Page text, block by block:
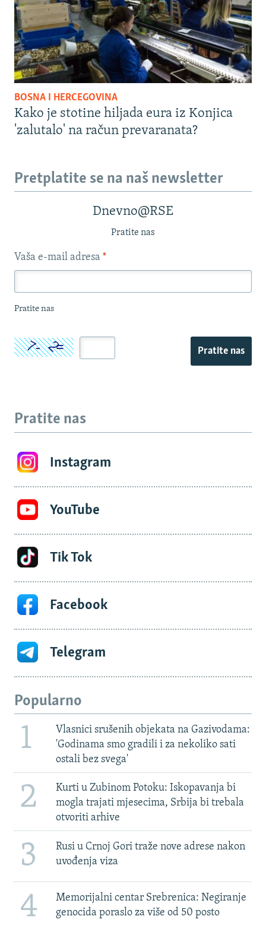
BOSNA I HERCEGOVINA
Kako je stotine hiljada eura iz Konjica
'zalutalo' na račun prevaranata?
Pretplatite se na naš newsletter
Dnevno@RSE
Pratite nas
Vaša e-mail adresa *
Pratite nas
Pratite nas
Pratite nas
Instagram
YouTube
Tik Tok
Facebook
Telegram
Popularno
1
Vlasnici srušenih objekata na Gazivodama:
'Godinama smo gradili i za nekoliko sati
ostali bez svega'
2
Kurti u Zubinom Potoku: Iskopavanja bi
mogla trajati mjesecima, Srbija bi trebala
otvoriti arhive
3
Rusi u Crnoj Gori traže nove adrese nakon
uvođenja viza
4
Memorijalni centar Srebrenica: Negiranje
genocida poraslo za više od 50 posto